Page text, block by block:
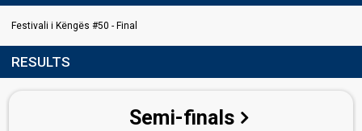
Festivali i Këngës #50 - Final
RESULTS
Semi-finals